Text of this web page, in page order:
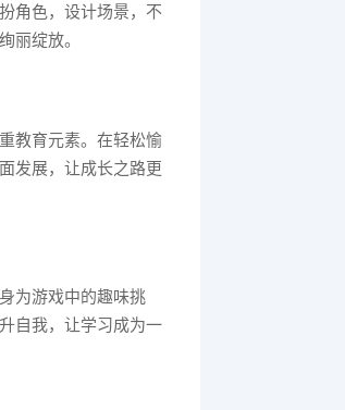
角色，设计场景，不
丽绽放。
教育元素。在轻松愉
发展，让成长之路更
为游戏中的趣味挑
自我，让学习成为一